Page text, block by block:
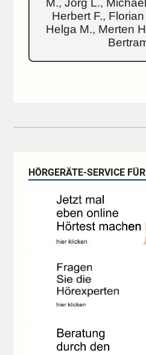
Herbert F.,
Helga M., Merten
HÖRGERÄTE-SERVICE